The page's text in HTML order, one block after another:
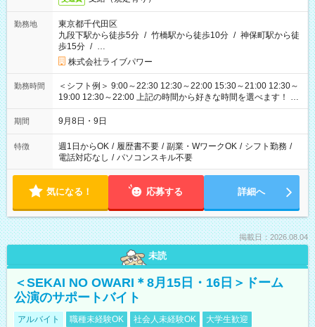
勤務地
東京都千代田区
九段下駅から徒歩5分 / 竹橋駅から徒歩10分 / 神保町駅から徒
歩15分 / …
株式会社ライブパワー
勤務時間
＜シフト例＞ 9:00～22:30 12:30～22:00 15:30～21:00 12:30～
19:00 12:30～22:00 上記の時間から好きな時間を選べます！ ※
時間は変更となる可能性があります
期間 9月8日・9日
特徴 週1日からOK / 履歴書不要 / 副業・WワークOK / シフト勤務 /
電話対応なし / パソコンスキル不要
気になる！ 応募する 詳細へ
掲載日：2026.08.04
未読
＜SEKAI NO OWARI＊8月15日・16日＞ドーム
公演のサポートバイト
アルバイト 職種未経験OK 社会人未経験OK
大学生歓迎